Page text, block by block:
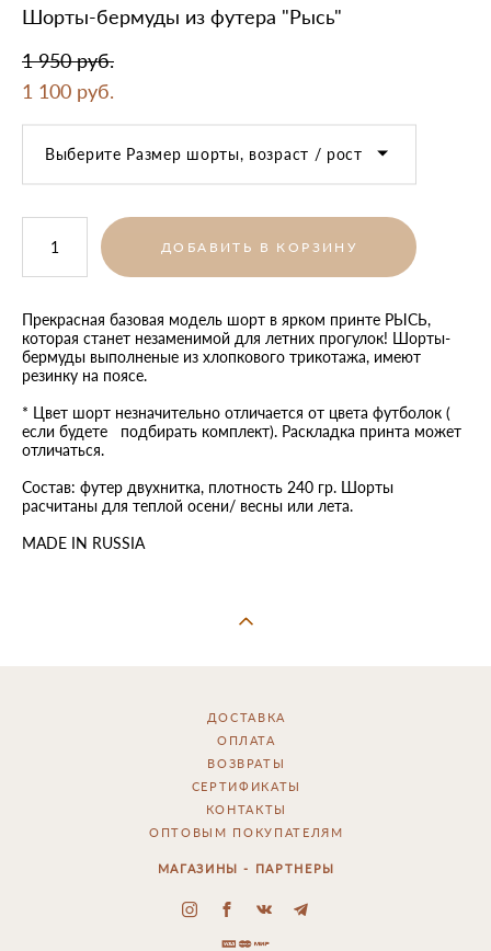
Шорты-бермуды из футера "Рысь"
1 950 pуб.
1 100 pуб.
Выберите Размер шорты, возраст / рост
ДОБАВИТЬ В КОРЗИНУ
Прекрасная базовая модель шорт в ярком принте РЫСЬ,
которая станет незаменимой для летних прогулок! Шорты-
бермуды выполненые из хлопкового трикотажа, имеют
резинку на поясе.
* Цвет шорт незначительно отличается от цвета футболок (
если будете подбирать комплект). Раскладка принта может
отличаться.
Состав: футер двухнитка, плотность 240 гр. Шорты
расчитаны для теплой осени/ весны или лета.
MADE IN RUSSIA
ДОСТАВКА
ОПЛАТА
ВОЗВРАТЫ
СЕРТИФИКАТЫ
КОНТАКТЫ
ОПТОВЫМ ПОКУПАТЕЛЯМ
МАГАЗИНЫ - ПАРТНЕРЫ